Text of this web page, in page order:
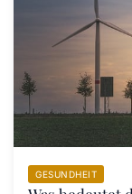
GESUNDHEIT